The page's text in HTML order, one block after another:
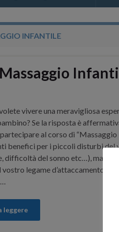
INFANTILE
vivere una meravigliosa
Se la risposta è
al corso di “Massaggio
benefici per i piccoli disturbi del
difficoltà del sonno etc…), ma
legame d’attaccamento. Di
leggere